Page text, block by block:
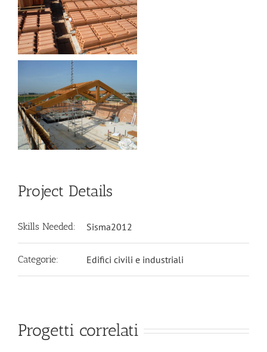
Project Details
Skills Needed: Sisma2012
Categorie: Edifici civili e industriali
Progetti correlati